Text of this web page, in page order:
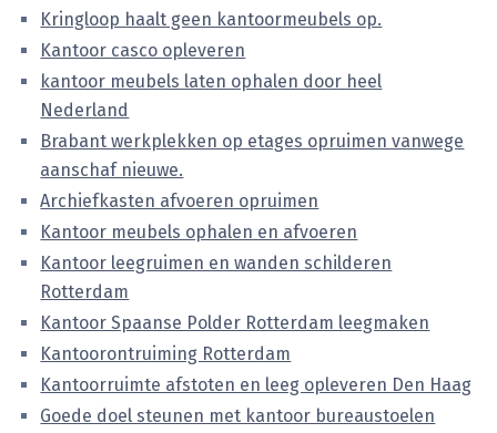
Kringloop haalt geen kantoormeubels op.
Kantoor casco opleveren
kantoor meubels laten ophalen door heel
Nederland
Brabant werkplekken op etages opruimen vanwege
aanschaf nieuwe.
Archiefkasten afvoeren opruimen
Kantoor meubels ophalen en afvoeren
Kantoor leegruimen en wanden schilderen
Rotterdam
Kantoor Spaanse Polder Rotterdam leegmaken
Kantoorontruiming Rotterdam
Kantoorruimte afstoten en leeg opleveren Den Haag
Goede doel steunen met kantoor bureaustoelen